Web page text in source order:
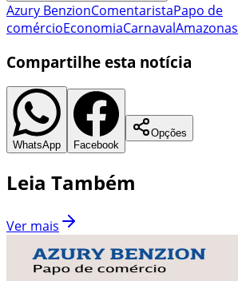
Azury BenzionComentaristaPapo de
comércioEconomiaCarnavalAmazonas
Compartilhe esta notícia
WhatsApp Facebook
Opções
Leia Também
Ver mais